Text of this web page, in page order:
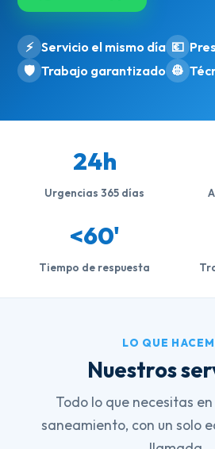
⚡ Servicio el mismo día 💶
🛡️ Trabajo garantizado 👷
24h
Urgencias 365 días
<60'
Tiempo de respuesta
LO QUE
Nuestros
Todo lo que necesitas
saneamiento, con un solo